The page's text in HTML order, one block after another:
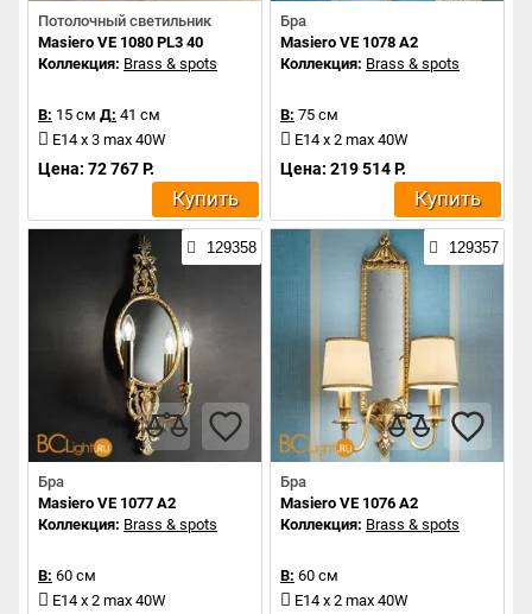
Потолочный светильник
Masiero VE 1080 PL3 40
Коллекция: Brass & spots
В: 15 см Д: 41 см
E14 x 3 max 40W
Цена: 72 767 Р.
Купить
Бра
Masiero VE 1078 A2
Коллекция: Brass & spots
В: 75 см
E14 x 2 max 40W
Цена: 219 514 Р.
Купить
129358
Бра
Masiero VE 1077 A2
Коллекция: Brass & spots
В: 60 см
E14 x 2 max 40W
129357
Бра
Masiero VE 1076 A2
Коллекция: Brass & spots
В: 60 см
E14 x 2 max 40W